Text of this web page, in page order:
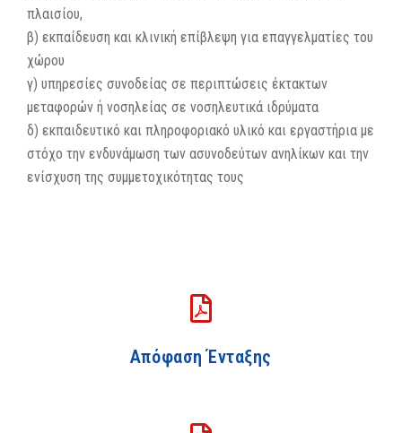
πλαισίου,
β) εκπαίδευση και κλινική επίβλεψη για επαγγελματίες του
χώρου
γ) υπηρεσίες συνοδείας σε περιπτώσεις έκτακτων
μεταφορών ή νοσηλείας σε νοσηλευτικά ιδρύματα
δ) εκπαιδευτικό και πληροφοριακό υλικό και εργαστήρια με
στόχο την ενδυνάμωση των ασυνοδεύτων ανηλίκων και την
ενίσχυση της συμμετοχικότητας τους
Απόφαση Ένταξης